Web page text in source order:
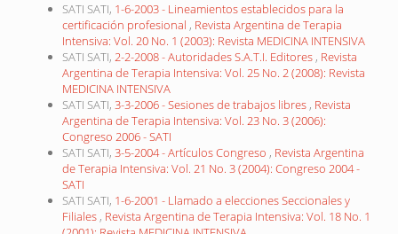
SATI SATI, 1-6-2003 - Lineamientos establecidos para la
certificación profesional , Revista Argentina de Terapia
Intensiva: Vol. 20 No. 1 (2003): Revista MEDICINA INTENSIVA
SATI SATI, 2-2-2008 - Autoridades S.A.T.I. Editores , Revista
Argentina de Terapia Intensiva: Vol. 25 No. 2 (2008): Revista
MEDICINA INTENSIVA
SATI SATI, 3-3-2006 - Sesiones de trabajos libres , Revista
Argentina de Terapia Intensiva: Vol. 23 No. 3 (2006):
Congreso 2006 - SATI
SATI SATI, 3-5-2004 - Artículos Congreso , Revista Argentina
de Terapia Intensiva: Vol. 21 No. 3 (2004): Congreso 2004 -
SATI
SATI SATI, 1-6-2001 - Llamado a elecciones Seccionales y
Filiales , Revista Argentina de Terapia Intensiva: Vol. 18 No. 1